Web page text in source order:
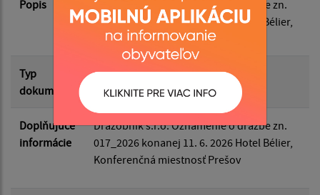
Popis
Dražobník s.r.o. Oznámenie o dražbe zn.
017_2026 konanej 11. 6. 2026 Hotel Bélier,
Konferenčná miestnosť Prešov
Typ
dokumentu
Rôzne
Doplňujúce
informácie
Dražobník s.r.o. Oznámenie o dražbe zn.
017_2026 konanej 11. 6. 2026 Hotel Bélier,
Konferenčná miestnosť Prešov